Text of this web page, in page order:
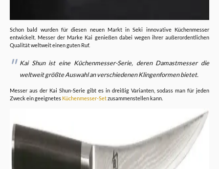
Schon bald wurden für diesen neuen Markt in Seki innovative Küchenmesser
entwickelt. Messer der Marke Kai genießen dabei wegen ihrer außerordentlichen
Qualität weltweit einen guten Ruf.
Kai Shun ist eine Küchenmesser-Serie, deren Damastmesser die
weltweit größte Auswahl an verschiedenen Klingenformen bietet.
Messer aus der Kai Shun-Serie gibt es in dreißig Varianten, sodass man für jeden
Zweck ein geeignetes Küchenmesser-Setzusammenstellen kann.